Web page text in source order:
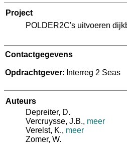
Project
POLDER2C's uitvoeren
Contactgegevens
Opdrachtgever: Interreg 2 Seas
Auteurs
Depreiter, D.
Vercruysse, J.B., meer
Verelst, K., meer
Zomer, W.